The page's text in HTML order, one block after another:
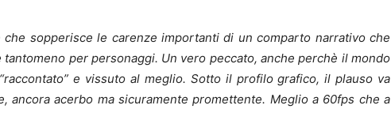
che sopperisce le carenze importanti di un comparto narrativo che
per personaggi. Un vero peccato, anche perchè il mondo
e vissuto al meglio. Sotto il profilo grafico, il plauso va
ancora acerbo ma sicuramente promettente. Meglio a 60fps che a